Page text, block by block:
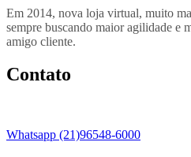
Em 2014, nova loja virtual, muito
sempre buscando maior agilidade e
amigo cliente.
Contato
Whatsapp (21)96548-6000